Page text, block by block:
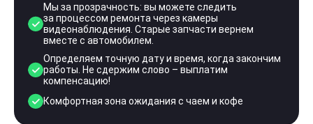
Мы за прозрачность: вы можете следить
за процессом ремонта через камеры
видеонаблюдения. Старые запчасти вернем
вместе с автомобилем.
Определяем точную дату и время, когда закончим
работы. Не сдержим слово – выплатим
компенсацию!
Комфортная зона ожидания с чаем и кофе